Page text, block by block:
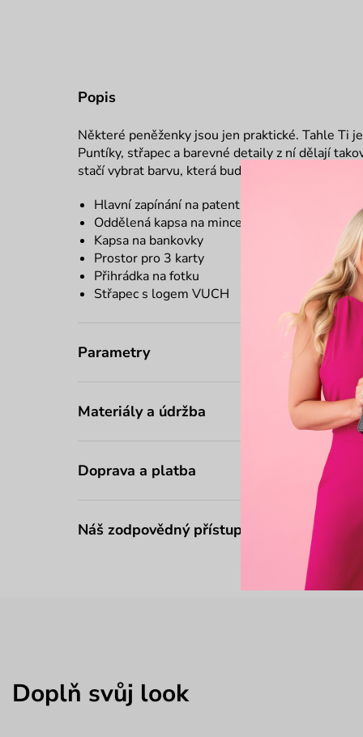
Popis
Některé peněženky jsou jen praktické. Tahle Ti
Puntíky, střapec a barevné detaily z ní dělají
stačí vybrat barvu, která bude ladit s Tvojí
Hlavní zapínání na patent
Oddělená kapsa na mince na zip
Kapsa na bankovky
Prostor pro 3 karty
Přihrádka na fotku
Střapec s logem VUCH
Parametry
Materiály a údržba
Doprava a platba
Náš zodpovědný přístup
Doplň svůj look